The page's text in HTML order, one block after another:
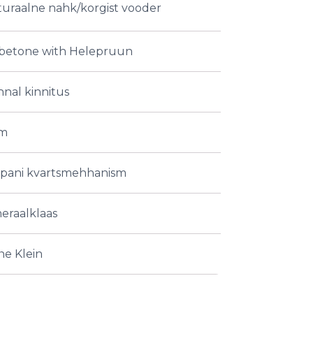
nahk/korgist vooder
with Helepruun
kinnitus
kvartsmehhanism
Klein